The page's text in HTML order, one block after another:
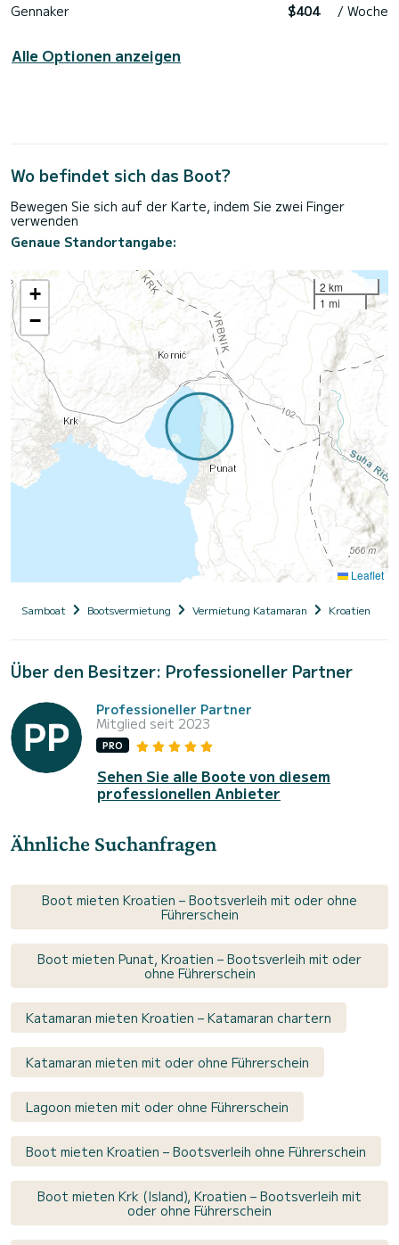
Gennaker $404 / Woche
Alle Optionen anzeigen
Wo befindet sich das Boot?
Bewegen Sie sich auf der Karte, indem Sie zwei Finger
verwenden
Genaue Standortangabe:
+
−
2 km
1 mi
Leaflet
Samboat Bootsvermietung Vermietung Katamaran Kroatien
Über den Besitzer: Professioneller Partner
Professioneller Partner
Mitglied seit 2023
PRO
Sehen Sie alle Boote von diesem
professionellen Anbieter
Ähnliche Suchanfragen
Boot mieten Kroatien – Bootsverleih mit oder ohne
Führerschein
Boot mieten Punat, Kroatien – Bootsverleih mit oder
ohne Führerschein
Katamaran mieten Kroatien – Katamaran chartern
Katamaran mieten mit oder ohne Führerschein
Lagoon mieten mit oder ohne Führerschein
Boot mieten Kroatien – Bootsverleih ohne Führerschein
Boot mieten Krk (Island), Kroatien – Bootsverleih mit
oder ohne Führerschein